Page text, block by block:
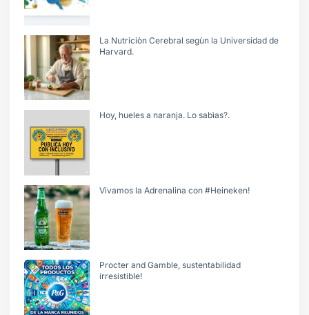
La Nutriciòn Cerebral segùn la Universidad de
Harvard.
Hoy, hueles a naranja. Lo sabìas?.
Vivamos la Adrenalina con #Heineken!
Procter and Gamble, sustentabilidad
irresistible!